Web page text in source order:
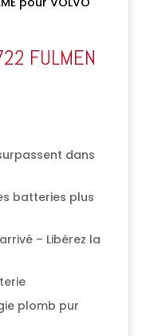
FULMEN
dans
batteries plus
– Libérez la
plomb pur